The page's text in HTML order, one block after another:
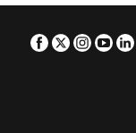
Facebook
Twitter